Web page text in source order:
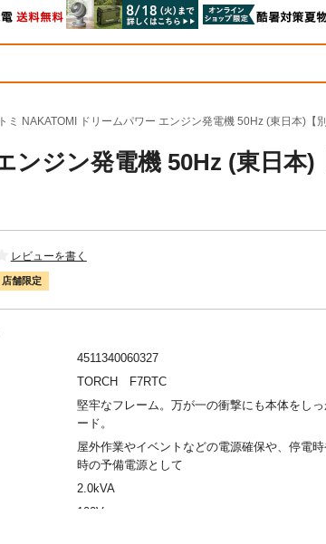
ミ NAKATOMI ドリームパワー エンジン発電機 50Hz (東日本)【別
ジン発電機 50Hz (東日本)
レビューを書く
店舗限定
4511340060327
TORCH F7RTC
堅牢なフレーム。万が一の衝撃にも本体をし
ード。
屋外作業やイベントなどの電源確保や、停電
時の予備電源として
2.0kVA
100V